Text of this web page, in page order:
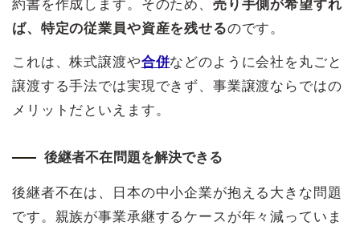
約書を作成します。そのため、 売り手側が希望すれ
ば、特定の従業員や資産を残せるのです。
これは、株式譲渡や合併などのように会社を丸ごと
譲渡する手法では実現できず、事業譲渡ならではの
メリットだといえます。
後継者不在問題を解決できる
後継者不在は、日本の中小企業が抱える大きな問題
です。親族が事業承継するケースが年々減っていま